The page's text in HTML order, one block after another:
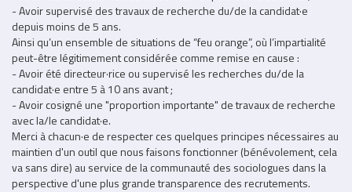
- Avoir supervisé des travaux de recherche du/de la candidat·e
depuis moins de 5 ans.
Ainsi qu’un ensemble de situations de “feu orange”, où l’impartialité
peut-être légitimement considérée comme remise en cause :
- Avoir été directeur·rice ou supervisé les recherches du/de la
candidat·e entre 5 à 10 ans avant ;
- Avoir cosigné une "proportion importante" de travaux de recherche
avec la/le candidat·e.
Merci à chacun·e de respecter ces quelques principes nécessaires au
maintien d'un outil que nous faisons fonctionner (bénévolement, cela
va sans dire) au service de la communauté des sociologues dans la
perspective d'une plus grande transparence des recrutements.